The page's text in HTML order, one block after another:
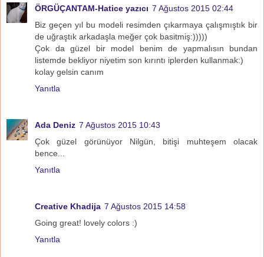
ÖRGÜÇANTAM-Hatice yazıcı 7 Ağustos 2015 02:44
Biz geçen yıl bu modeli resimden çıkarmaya çalışmıştık bir
de uğraştık arkadaşla meğer çok basitmiş:)))))
Çok da güzel bir model benim de yapmalısın bundan
listemde bekliyor niyetim son kırıntı iplerden kullanmak:)
kolay gelsin canım
Yanıtla
Ada Deniz 7 Ağustos 2015 10:43
Çok güzel görünüyor Nilgün, bitişi muhteşem olacak
bence...
Yanıtla
Creative Khadija 7 Ağustos 2015 14:58
Going great! lovely colors :)
Yanıtla